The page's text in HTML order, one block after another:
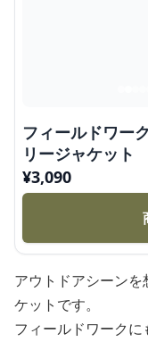
フィールドワー
リージャケット
¥3,090
アウトドアシーン
ケットです。
フィールドワーク